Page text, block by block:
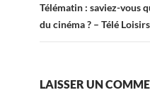
Télématin : saviez-vous
du cinéma ? – Télé
LAISSER UN